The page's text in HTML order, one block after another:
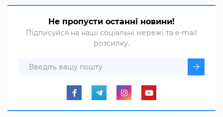
Не пропусти останні новини!
Підписуйся на наші соціальні мережі та e-mail
розсилку.